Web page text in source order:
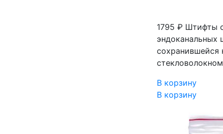
1795 ₽ Штифты
эндоканальных
сохранившейся
В корзину
В корзину